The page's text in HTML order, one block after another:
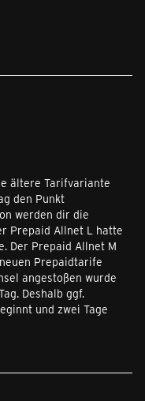
ältere Tarifvariante
den Punkt
werden dir die
Prepaid Allnet L hatte
Der Prepaid Allnet M
Prepaidtarife
angestoßen wurde
Deshalb ggf.
und zwei Tage